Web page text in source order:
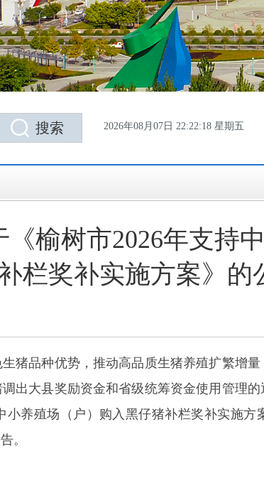
2026年08月07日 22:22:19 星期五
榆树市2026年支持
栏奖补实施方案》的
品种优势，推动高品质生猪养殖扩繁增量
出大县奖励资金和省级统筹资金使用管理
养殖场（户）购入黑仔猪补栏奖补实施方
。